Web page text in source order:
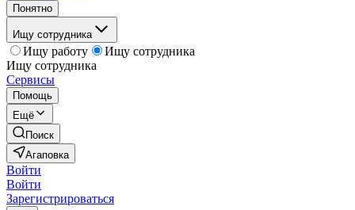
Понятно
Ищу сотрудника
Ищу работу
Ищу сотрудника
Ищу сотрудника
Сервисы
Помощь
Ещё
Поиск
Агаповка
Войти
Войти
Зарегистрироваться